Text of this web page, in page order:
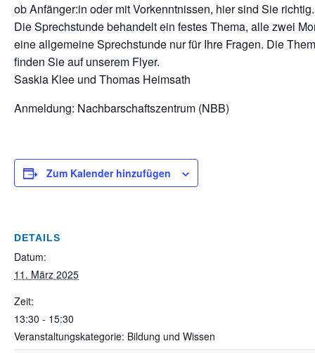
ob Anfänger:in oder mit Vorkenntnissen, hier sind Sie richtig.
Die Sprechstunde behandelt ein festes Thema, alle zwei
eine allgemeine Sprechstunde nur für Ihre Fragen. Die
finden Sie auf unserem Flyer.
Saskia Klee und Thomas Heimsath
Anmeldung: Nachbarschaftszentrum (NBB)
Zum Kalender hinzufügen
DETAILS
Datum:
11. März 2025
Zeit:
13:30 - 15:30
Veranstaltungskategorie: Bildung und Wissen